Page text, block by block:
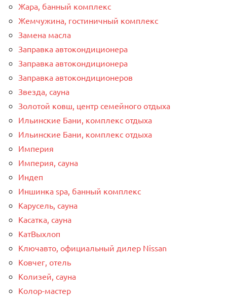
Жара, банный комплекс
Жемчужина, гостиничный комплекс
Замена масла
Заправка автокондиционера
Заправка автокондиционера
Заправка автокондиционеров
Звезда, сауна
Золотой ковш, центр семейного отдыха
Ильинские Бани, комплекс отдыха
Ильинские Бани, комплекс отдыха
Империя
Империя, сауна
Индеп
Иншинка spa, банный комплекс
Карусель, сауна
Касатка, сауна
КатВыхлоп
Ключавто, официальный дилер Nissan
Ковчег, отель
Колизей, сауна
Колор-мастер